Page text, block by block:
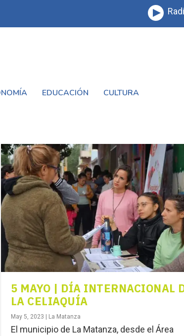
EDUCACIÓN CULTURA
5 MAYO | DÍA INTERNACIONAL
LA CELIAQUÍA
May 5, 2023 La Matanza
El municipio de La Matanza, desde el Área